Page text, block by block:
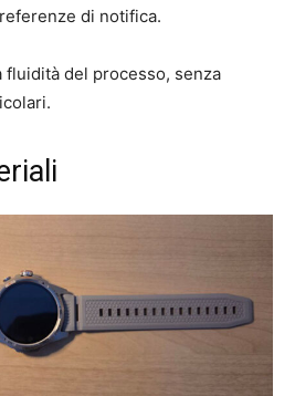
di notifica.
fluidità del processo, senza